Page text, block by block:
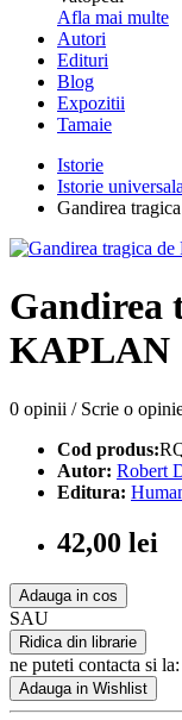
Afla mai multe
Autori
Edituri
Blog
Expozitii
Tamaie
Istorie
Istorie universala
Gandirea
Gandirea
KAPLAN
0 opinii / Scrie o
Cod produs:
Autor: Robert
Editura:
42,00 lei
Adauga in cos
SAU
Ridica din librarie
ne puteti contacta si la:
Adauga in Wishlist